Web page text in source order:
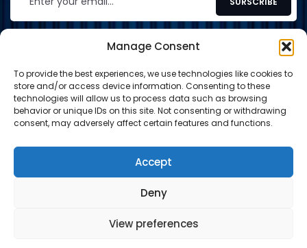
Manage Consent
To provide the best experiences, we use technologies like cookies to
store and/or access device information. Consenting to these
technologies will allow us to process data such as browsing
behavior or unique IDs on this site. Not consenting or withdrawing
consent, may adversely affect certain features and functions.
Accept
Deny
View preferences
CONTACT
contact@shop-tcg.fr
INFORMATION
© 2024-2026 Shop TCG. Tous droits réservés.